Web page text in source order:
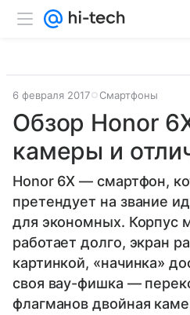
6 февраля 2017 Смартфоны
Обзор Honor
камеры и
Honor 6X — смартфон,
претендует на звание
для экономных. Корпус
работает долго, экран
картинкой, «начинка»
своя вау-фишка —
флагманов двойная